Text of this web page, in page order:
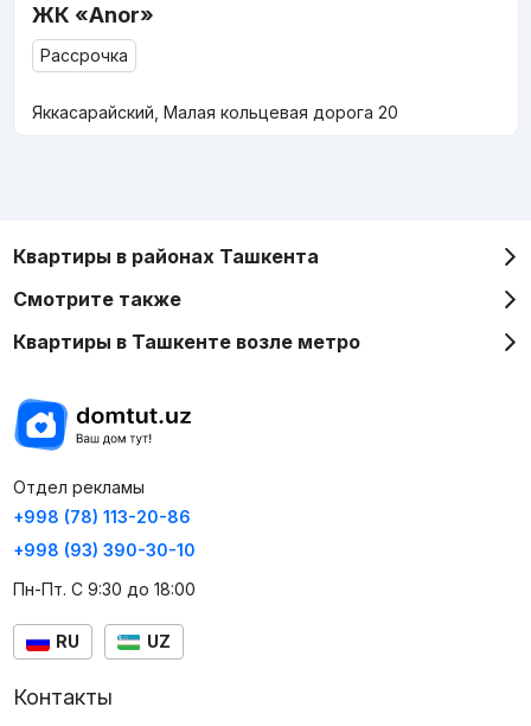
ЖК «Anor»
Рассрочка
Яккасарайский, Малая кольцевая дорога 20
Квартиры в районах Ташкента
Смотрите также
Квартиры в Ташкенте возле метро
Отдел рекламы
+998 (78) 113-20-86
+998 (93) 390-30-10
Пн-Пт. С 9:30 до 18:00
RU UZ
Контакты